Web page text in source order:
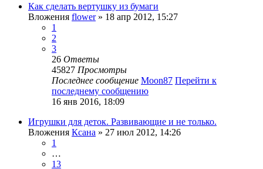
Как сделать вертушку из бумаги
Вложения flower» 18 апр 2012, 15:27
1
2
3
26 Ответы
45827 Просмотры
Последнее сообщение Moon87 Перейти к
последнему сообщению
16 янв 2016, 18:09
Игрушки для деток. Развивающие и не только.
Вложения Ксана » 27 июл 2012, 14:26
1
…
13